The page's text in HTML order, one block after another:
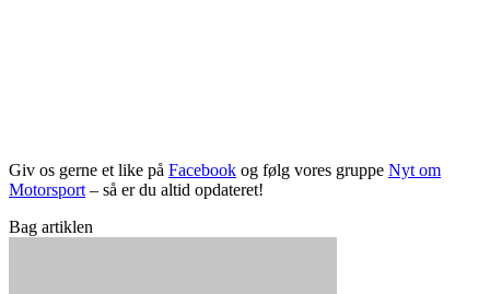
Giv os gerne et like på Facebook og følg vores gruppe Nyt om
Motorsport– så er du altid opdateret!
Bag artiklen